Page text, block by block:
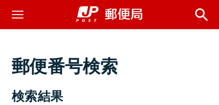
郵便番号検索
検索結果